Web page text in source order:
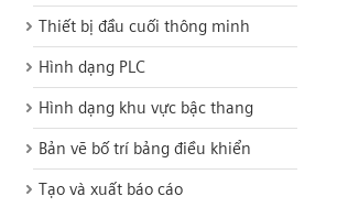
Thiết bị đầu cuối thông minh
Hình dạng PLC
Hình dạng khu vực bậc thang
Bản vẽ bố trí bảng điều khiển
Tạo và xuất báo cáo